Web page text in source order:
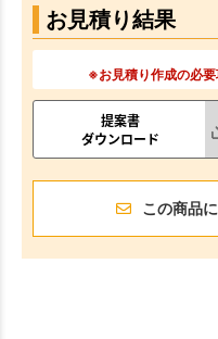
お見積り結果
※お見積り作成の必
提案書
ダウンロード
この商品